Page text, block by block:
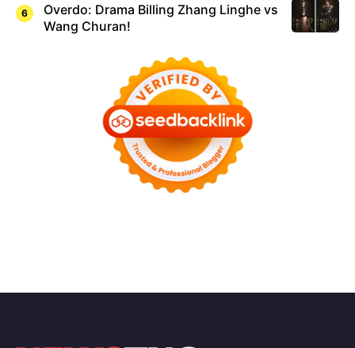
Overdo: Drama Billing Zhang Linghe vs
Wang Churan!